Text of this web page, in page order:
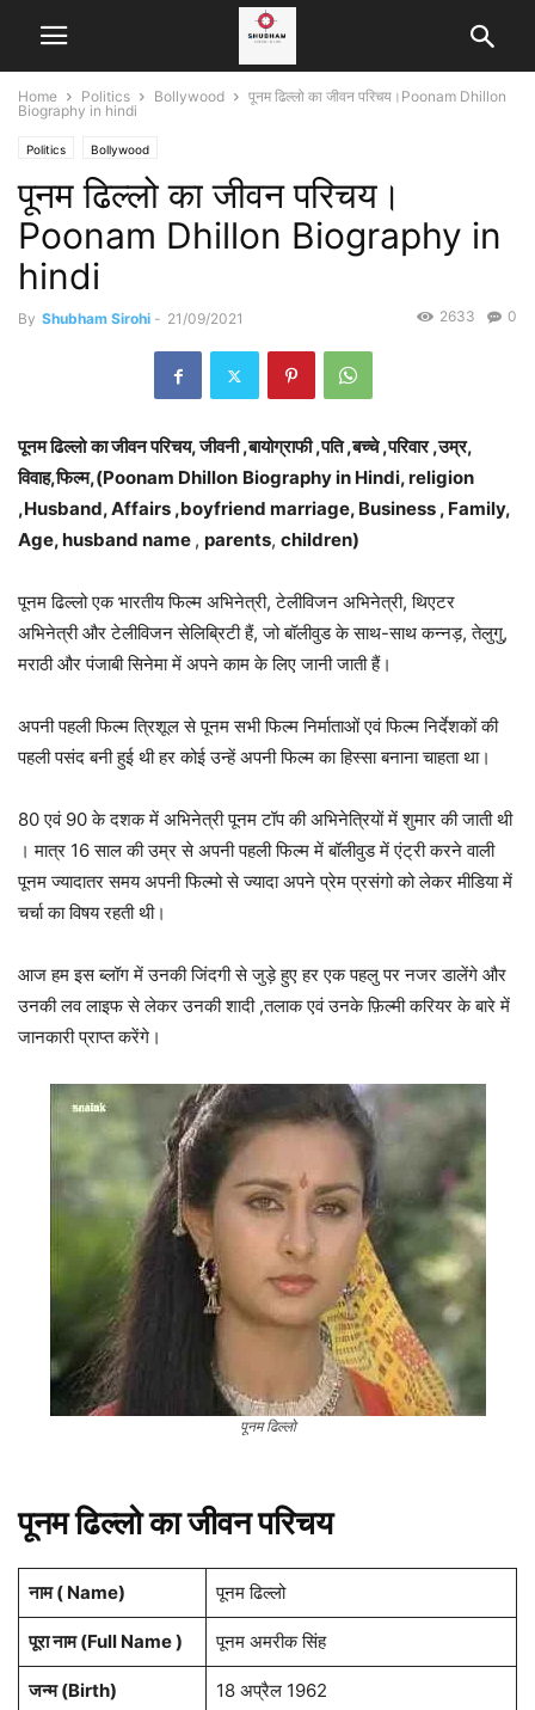
Home Politics Bollywood
पूनम ढिल्लो का जीवन परिचय।Poonam Dhillon
Biography in hindi
Politics Bollywood
पूनम ढिल्लो का जीवन परिचय।
Poonam Dhillon Biography in
hindi
By Shubham Sirohi - 21/09/2021 0
2633
पूनम ढिल्लो का जीवन परिचय, जीवनी ,बायोग्राफी ,पति ,बच्चे ,परिवार ,उम्र,
विवाह,फिल्म,(Poonam Dhillon Biography in Hindi, religion
,Husband, Affairs ,boyfriend marriage, Business , Family,
Age, husband name , parents, children)
पूनम ढिल्लो एक भारतीय फिल्म अभिनेत्री, टेलीविजन अभिनेत्री, थिएटर
अभिनेत्री और टेलीविजन सेलिब्रिटी हैं, जो बॉलीवुड के साथ-साथ कन्नड़, तेलुगु,
मराठी और पंजाबी सिनेमा में अपने काम के लिए जानी जाती हैं।
अपनी पहली फिल्म त्रिशूल से पूनम सभी फिल्म निर्माताओं एवं फिल्म निर्देशकों की
पहली पसंद बनी हुई थी हर कोई उन्हें अपनी फिल्म का हिस्सा बनाना चाहता था।
80 एवं 90 के दशक में अभिनेत्री पूनम टॉप की अभिनेत्रियों में शुमार की जाती थी
। मात्र 16 साल की उम्र से अपनी पहली फिल्म में बॉलीवुड में एंट्री करने वाली
पूनम ज्यादातर समय अपनी फिल्मो से ज्यादा अपने प्रेम प्रसंगो को लेकर मीडिया में
चर्चा का विषय रहती थी।
आज हम इस ब्लॉग में उनकी जिंदगी से जुड़े हुए हर एक पहलु पर नजर डालेंगे और
उनकी लव लाइफ से लेकर उनकी शादी ,तलाक एवं उनके फ़िल्मी करियर के बारे में
जानकारी प्राप्त करेंगे।
पूनम ढिल्लो
पूनम ढिल्लो का जीवन परिचय
नाम ( Name) पूनम ढिल्लो
पूरा नाम (Full Name ) पूनम अमरीक सिंह
जन्म (Birth) 18 अप्रैल 1962